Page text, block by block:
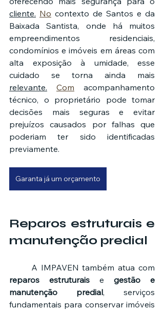
cliente. No contexto de Santos e da
Baixada Santista, onde há muitos
empreendimentos residenciais,
condomínios e imóveis em áreas com
alta exposição à umidade, esse
relevante.
Com acompanhamento
técnico, o proprietário pode tomar
decisões mais seguras e evitar
prejuízos causados por falhas que
poderiam ter sido identificadas
previamente.
Garanta já um orçamento
Reparos estruturais e
manutenção predial
reparos estruturais e gestão e
manutenção predial, serviços
fundamentais para conservar imóveis